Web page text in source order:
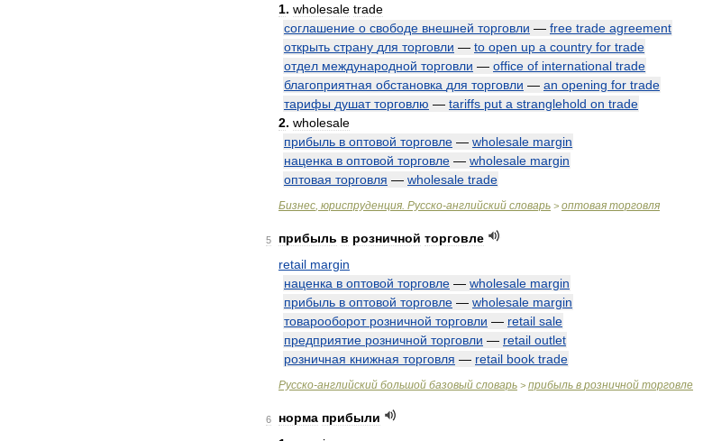
1. wholesale trade
соглашение о свободе внешней торговли — free trade agreement
открыть страну для торговли — to open up a country for trade
отдел международной торговли — office of international trade
благоприятная обстановка для торговли — an opening for trade
тарифы душат торговлю — tariffs put a stranglehold on trade
2. wholesale
прибыль в оптовой торговле — wholesale margin
наценка в оптовой торговле — wholesale margin
оптовая торговля — wholesale trade
Бизнес, юриспруденция. Русско-английский словарь > оптовая торговля
5 прибыль в розничной торговле
retail margin
наценка в оптовой торговле — wholesale margin
прибыль в оптовой торговле — wholesale margin
товарооборот розничной торговли — retail sale
предприятие розничной торговли — retail outlet
розничная книжная торговля — retail book trade
Русско-английский большой базовый словарь > прибыль в розничной торговле
6 норма прибыли